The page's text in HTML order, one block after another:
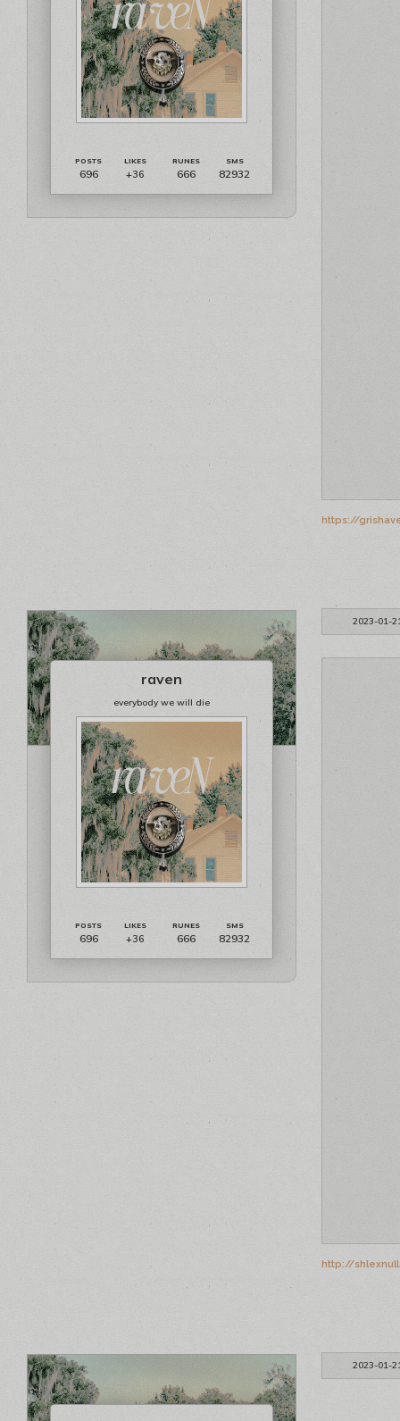
696 +36 666 82932
https://
2023-01-
raven
everybody we will die
696 +36 666 82932
http://
2023-01-